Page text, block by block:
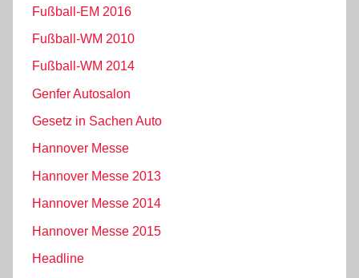
Fußball-EM 2016
Fußball-WM 2010
Fußball-WM 2014
Genfer Autosalon
Gesetz in Sachen Auto
Hannover Messe
Hannover Messe 2013
Hannover Messe 2014
Hannover Messe 2015
Headline